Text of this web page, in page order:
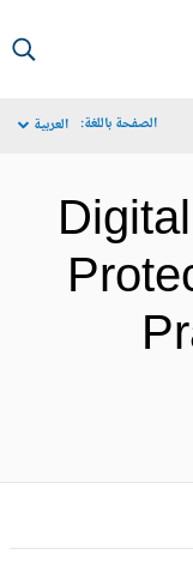
الصفحة باللغة: العربية